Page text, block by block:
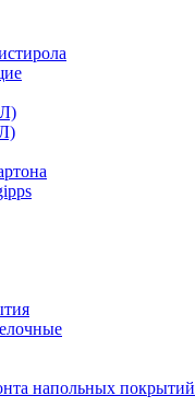
напольных покрытий